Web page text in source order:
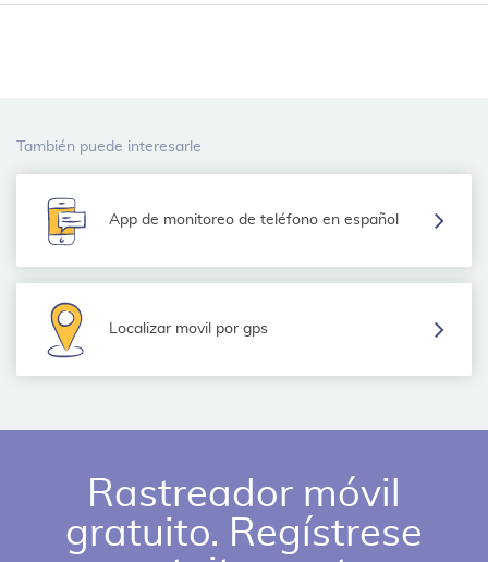
También puede interesarle
App de monitoreo de teléfono en español
Localizar movil por gps
Rastreador móvil
gratuito. Regístrese